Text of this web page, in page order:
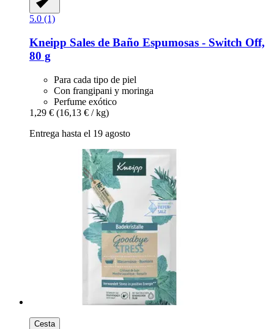
5.0 (1)
Kneipp Sales de Baño Espumosas -​ Switch Off,
80 g
Para cada tipo de piel
Con frangipani y moringa
Perfume exótico
1,29 € (16,13 € / kg)
Entrega hasta el 19 agosto
Cesta